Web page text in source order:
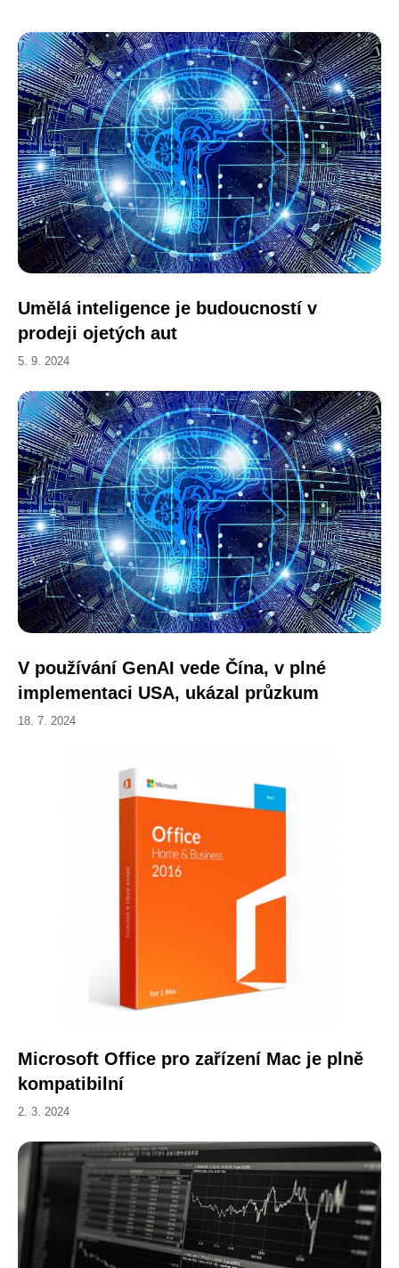
Umělá inteligence je budoucností v
prodeji ojetých aut
5. 9. 2024
V používání GenAI vede Čína, v plné
implementaci USA, ukázal průzkum
18. 7. 2024
Microsoft Office pro zařízení Mac je plně
kompatibilní
2. 3. 2024